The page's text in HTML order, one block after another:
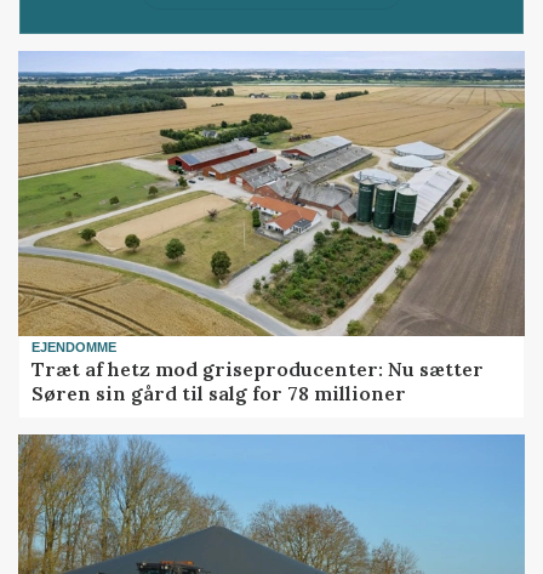
EJENDOMME
Træt af hetz mod griseproducenter: Nu sætter
Søren sin gård til salg for 78 millioner